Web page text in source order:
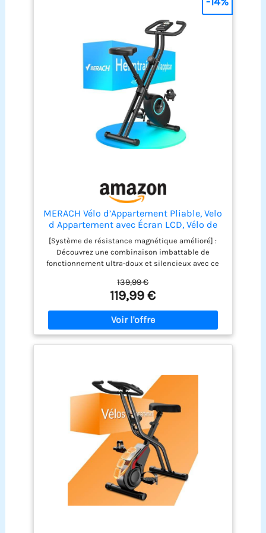
MERACH Vélo d’Appartement Pliable, Velo
d Appartement avec Écran LCD, Vélo de
Fitness Magnétique à Domicile avec
Coussin Confortable, Gain de Place, Pour
l’Entraînement Cardio, Capacité Max
136KG
[Système de résistance magnétique amélioré] :
Découvrez une combinaison imbattable de
fonctionnement ultra-doux et silencieux avec ce
résistance magnétique. Ajustez facilement
l’intensité de votre entraînement pour vous
concentrer pleinement sur votre parcours fitness
sans interruptions. [Design ergonomique et
réglable] : Ce Velo d Appartement pliable dispose
d’un siège réglable en 4 niveaux, adapté aux
sur les genoux. Deux positions d’entraînement
offrent des intensités différentes. Grâce à son
design pliable, il est peu encombrant et idéal
pour les petits espaces. [Écran LCD interactif] :
Suivez vos progrès grâce à l’écran LCD du Vélos de
Fitness Magnétique Pliable MERACH. L’affichage
électronique montre des indicateurs importants
tels que le temps, la distance, la vitesse et les
calories. Avec le support intégré pour téléphone,
vous pouvez diffuser vos vidéos de fitness
préférées ou accéder à des conseils
d’entraînement supplémentaires. Le vélo
139,99 €
119,99 €